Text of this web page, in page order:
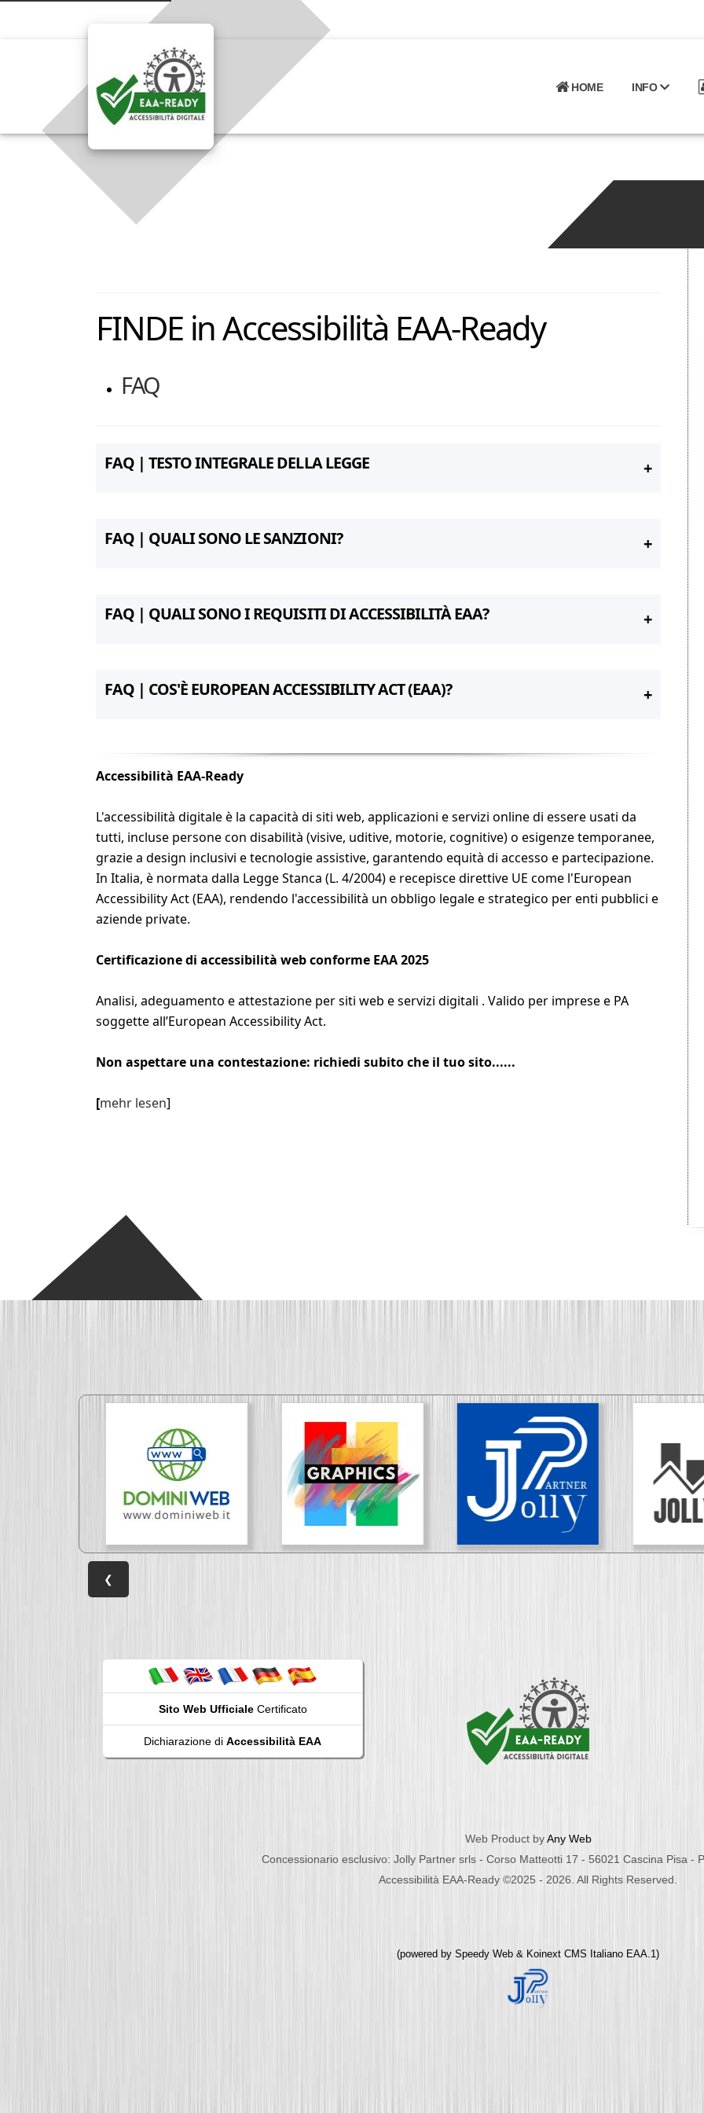
HOME INFO
FINDE in Accessibilità EAA-Ready
FAQ
FAQ | TESTO INTEGRALE DELLA LEGGE
FAQ | QUALI SONO LE SANZIONI?
FAQ | QUALI SONO I REQUISITI DI ACCESSIBILITÀ EAA?
FAQ | COS'È EUROPEAN ACCESSIBILITY ACT (EAA)?
Accessibilità EAA-Ready
L'accessibilità digitale è la capacità di siti web, applicazioni e servizi online di essere usati da
tutti, incluse persone con disabilità (visive, uditive, motorie, cognitive) o esigenze temporanee,
grazie a design inclusivi e tecnologie assistive, garantendo equità di accesso e partecipazione.
In Italia, è normata dalla Legge Stanca (L. 4/2004) e recepisce direttive UE come l'European
Accessibility Act (EAA), rendendo l'accessibilità un obbligo legale e strategico per enti pubblici e
aziende private.
Certificazione di accessibilità web conforme EAA 2025
Analisi, adeguamento e attestazione per siti web e servizi digitali . Valido per imprese e PA
soggette all’European Accessibility Act.
Non aspettare una contestazione: richiedi subito che il tuo sito......
[mehr lesen]
❮
Sito Web UfficialeCertificato
Dichiarazione di Accessibilità EAA
Web Product byAny Web
Concessionario esclusivo: Jolly Partner srls - Corso Matteotti 17 - 56021 Cascina Pisa -
Accessibilità EAA-Ready ©2025 - 2026. All Rights Reserved.
(powered by Speedy Web & Koinext CMS Italiano EAA.1)